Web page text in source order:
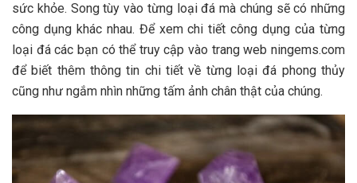
sức khỏe. Song tùy vào từng loại đá mà chúng sẽ có những
công dụng khác nhau. Để xem chi tiết công dụng của từng
loại đá các bạn có thể truy cập vào trang web ningems.com
để biết thêm thông tin chi tiết về từng loại đá phong thủy
cũng như ngắm nhìn những tấm ảnh chân thật của chúng.